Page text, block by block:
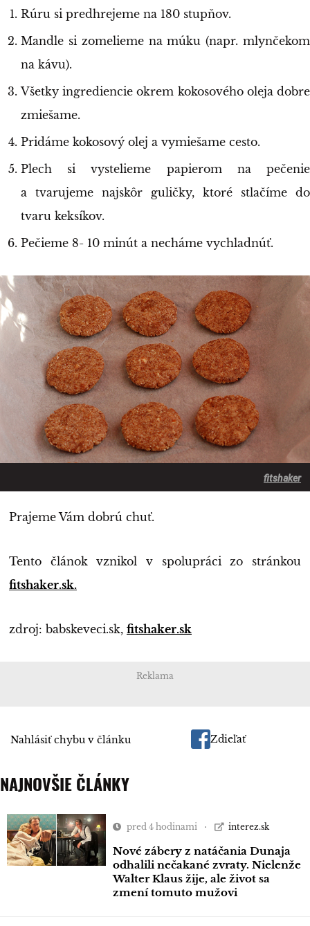
Rúru si predhrejeme na 180 stupňov.
Mandle si zomelieme na múku (napr. mlynčekom
na kávu).
Všetky ingrediencie okrem kokosového oleja dobre
zmiešame.
Pridáme kokosový olej a vymiešame cesto.
Plech si vystelieme papierom na pečenie
a tvarujeme najskôr guličky, ktoré stlačíme do
tvaru keksíkov.
Pečieme 8- 10 minút a necháme vychladnúť.
fitshaker
Prajeme Vám dobrú chuť.
Tento článok vznikol v spolupráci zo stránkou
fitshaker.sk.
zdroj: babskeveci.sk, fitshaker.sk
Reklama
Nahlásiť chybu v článku Zdieľať
NAJNOVŠIE ČLÁNKY
pred 4 hodinami interez.sk
Nové zábery z natáčania Dunaja
odhalili nečakané zvraty. Nielenže
Walter Klaus žije, ale život sa
zmení tomuto mužovi